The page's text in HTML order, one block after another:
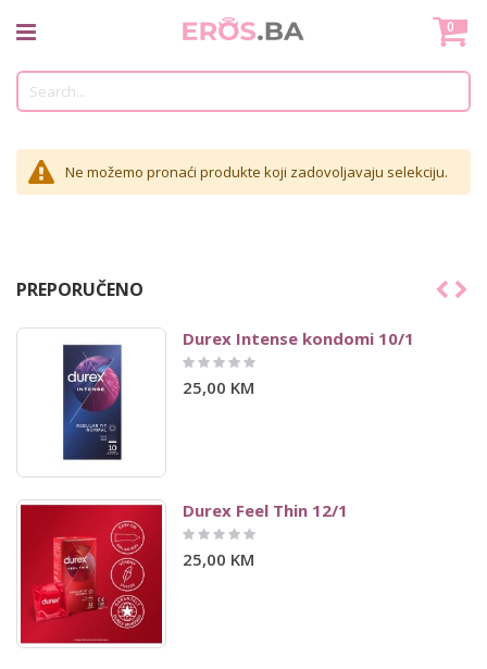
to
0
Ne možemo pronaći produkte koji zadovoljavaju selekciju.
PREPORUČENO
Durex Intense kondomi 10/1
Rating:
0%
25,00 KM
Durex Feel Thin 12/1
Rating:
0%
25,00 KM